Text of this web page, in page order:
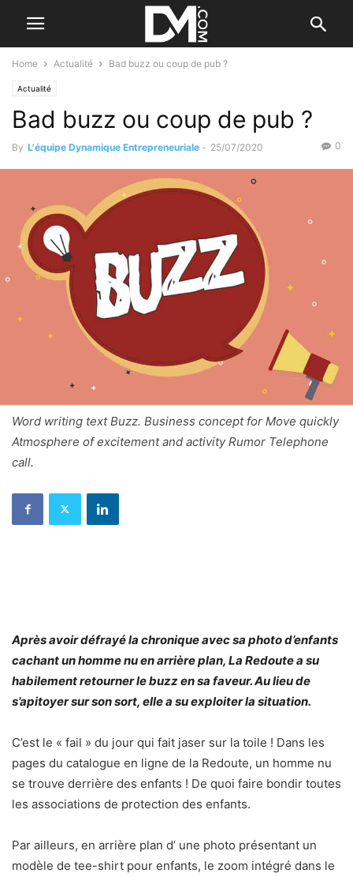
Home Actualité Bad buzz ou coup de pub ?
Actualité
Bad buzz ou coup de pub ?
By L'équipe Dynamique Entrepreneuriale - 25/07/2020 0
Word writing text Buzz. Business concept for Move quickly
Atmosphere of excitement and activity Rumor Telephone
call.
Après avoir défrayé la chronique avec sa photo d’enfants
cachant un homme nu en arrière plan, La Redoute a su
habilement retourner le buzz en sa faveur. Au lieu de
s’apitoyer sur son sort, elle a su exploiter la situation.
C’est le « fail » du jour qui fait jaser sur la toile ! Dans les
pages du catalogue en ligne de la Redoute, un homme nu
se trouve derrière des enfants ! De quoi faire bondir toutes
les associations de protection des enfants.
Par ailleurs, en arrière plan d’ une photo présentant un
modèle de tee-shirt pour enfants, le zoom intégré dans le